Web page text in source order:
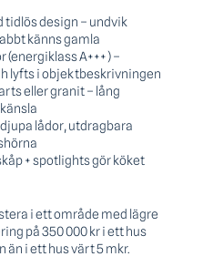
tidlös design – undvik
känns gamla
A+++) –
lyfts i objektbeskrivningen
eller granit – lång
lådor, utdragbara
+ spotlights gör köket
i ett område med lägre
på 350 000 kr i ett hus
än i ett hus värt 5 mkr.